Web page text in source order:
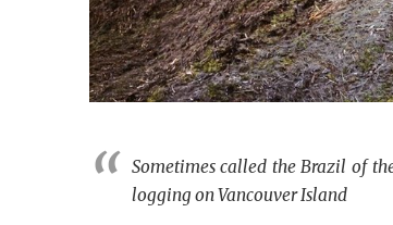
Sometimes called the Brazil of
logging on Vancouver Island